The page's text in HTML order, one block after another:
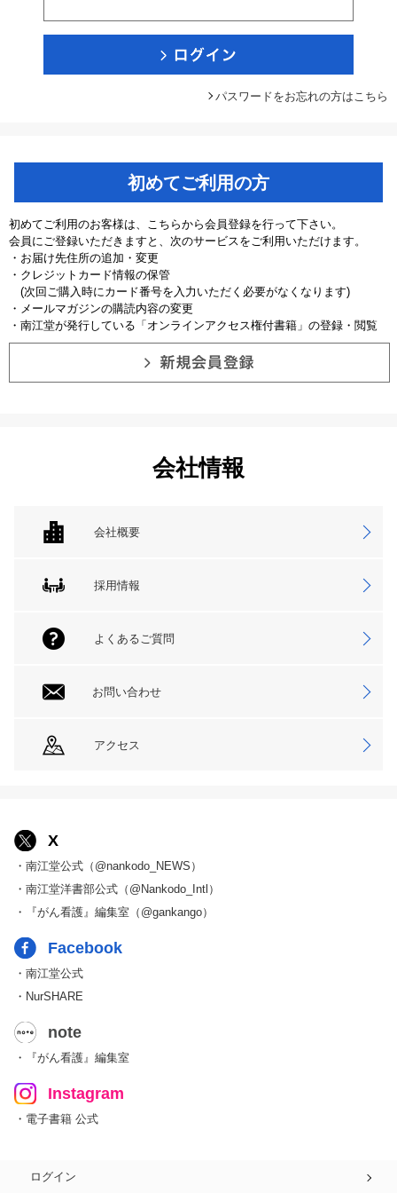
パスワードをお忘れの方はこちら
初めてご利用の方
初めてご利用のお客様は、こちらから会員登録を行って下さい。
会員にご登録いただきますと、次のサービスをご利用いただけます。
・お届け先住所の追加・変更
・クレジットカード情報の保管
(次回ご購入時にカード番号を入力いただく必要がなくなります)
・メールマガジンの購読内容の変更
・南江堂が発行している「オンラインアクセス権付書籍」の登録・閲覧
会社情報
会社概要
採用情報
よくあるご質問
お問い合わせ
アクセス
X
・南江堂公式（@nankodo_NEWS）
・南江堂洋書部公式（@Nankodo_Intl）
・『がん看護』編集室（@gankango）
Facebook
・南江堂公式
・NurSHARE
note
・『がん看護』編集室
Instagram
・電子書籍 公式
ログイン